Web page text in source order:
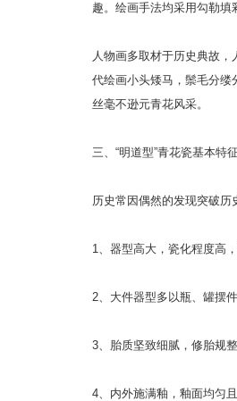
趣。绘画手法均采用勾勒填
人物画多取材于历史典故
代绘画小头矮马，鬃毛分缕
丝毫不逊元青花风采。
三、“明道型”青花瓷基本特征
历史常因偶然的发现突破历
1、器型高大，瓷化程度高
2、大件器型多以瓶、罐摆
3、胎质坚致细腻，修胎规
4、内外施满釉，釉面均匀